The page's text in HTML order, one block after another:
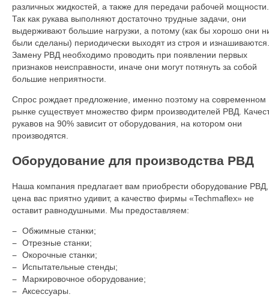
различных жидкостей, а также для передачи рабочей мощности.
Так как рукава выполняют достаточно трудные задачи, они
выдерживают большие нагрузки, а потому (как бы хорошо они
были сделаны) периодически выходят из строя и изнашиваются.
Замену РВД необходимо проводить при появлении первых
признаков неисправности, иначе они могут потянуть за собой
большие неприятности.
Спрос рождает предложение, именно поэтому на современном
рынке существует множество фирм производителей РВД.
рукавов на 90% зависит от оборудования, на котором они
производятся.
Оборудование для производства РВД
Наша компания предлагает вам приобрести оборудование РВД,
цена вас приятно удивит, а качество фирмы «Techmaflex» не
оставит равнодушными. Мы предоставляем:
Обжимные станки;
Отрезные станки;
Окорочные станки;
Испытательные стенды;
Маркировочное оборудование;
Аксессуары.